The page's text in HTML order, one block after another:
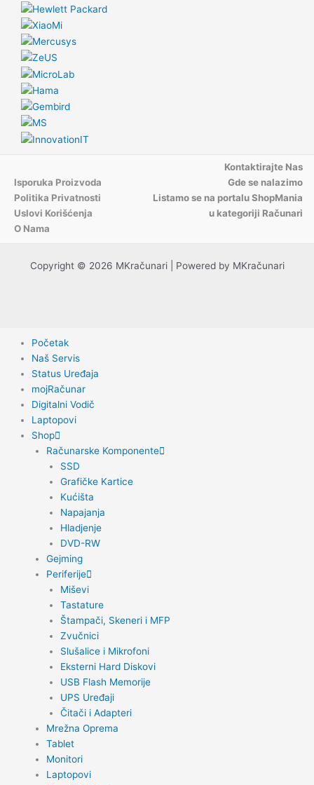
Isporuka Proizvoda
Politika Privatnosti
Uslovi Korišćenja
O Nama
Kontaktirajte Nas
Gde se nalazimo
Listamo se na portalu ShopMania
u kategoriji Računari
Copyright © 2026 MKračunari | Powered by MKračunari
Početak
Naš Servis
Status Uređaja
mojRačunar
Digitalni Vodič
Laptopovi
Shop
Računarske Komponente
SSD
Grafičke Kartice
Kućišta
Napajanja
Hladjenje
DVD-RW
Gejming
Periferije
Miševi
Tastature
Štampači, Skeneri i MFP
Zvučnici
Slušalice i Mikrofoni
Eksterni Hard Diskovi
USB Flash Memorije
UPS Uređaji
Čitači i Adapteri
Mrežna Oprema
Tablet
Monitori
Laptopovi